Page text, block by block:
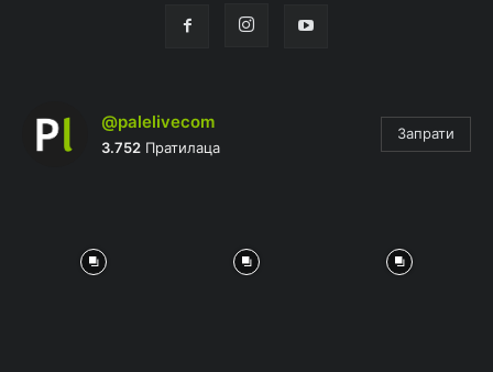
@palelivecom
3.752 Пратилаца
Запрати